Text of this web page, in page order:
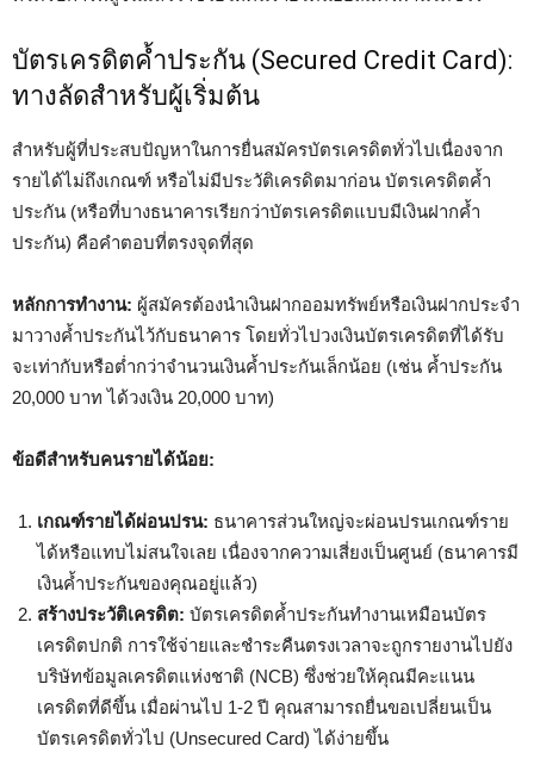
บัตรเครดิตค้ำประกัน (Secured Credit Card):
ทางลัดสำหรับผู้เริ่มต้น
สำหรับผู้ที่ประสบปัญหาในการยื่นสมัครบัตรเครดิตทั่วไปเนื่องจาก
รายได้ไม่ถึงเกณฑ์ หรือไม่มีประวัติเครดิตมาก่อน บัตรเครดิตค้ำ
ประกัน (หรือที่บางธนาคารเรียกว่าบัตรเครดิตแบบมีเงินฝากค้ำ
ประกัน) คือคำตอบที่ตรงจุดที่สุด
หลักการทำงาน: ผู้สมัครต้องนำเงินฝากออมทรัพย์หรือเงินฝากประจำ
มาวางค้ำประกันไว้กับธนาคาร โดยทั่วไปวงเงินบัตรเครดิตที่ได้รับ
จะเท่ากับหรือต่ำกว่าจำนวนเงินค้ำประกันเล็กน้อย (เช่น ค้ำประกัน
20,000 บาท ได้วงเงิน 20,000 บาท)
ข้อดีสำหรับคนรายได้น้อย:
เกณฑ์รายได้ผ่อนปรน: ธนาคารส่วนใหญ่จะผ่อนปรนเกณฑ์ราย
ได้หรือแทบไม่สนใจเลย เนื่องจากความเสี่ยงเป็นศูนย์ (ธนาคารมี
เงินค้ำประกันของคุณอยู่แล้ว)
สร้างประวัติเครดิต: บัตรเครดิตค้ำประกันทำงานเหมือนบัตร
เครดิตปกติ การใช้จ่ายและชำระคืนตรงเวลาจะถูกรายงานไปยัง
บริษัทข้อมูลเครดิตแห่งชาติ (NCB) ซึ่งช่วยให้คุณมีคะแนน
เครดิตที่ดีขึ้น เมื่อผ่านไป 1-2 ปี คุณสามารถยื่นขอเปลี่ยนเป็น
บัตรเครดิตทั่วไป (Unsecured Card) ได้ง่ายขึ้น